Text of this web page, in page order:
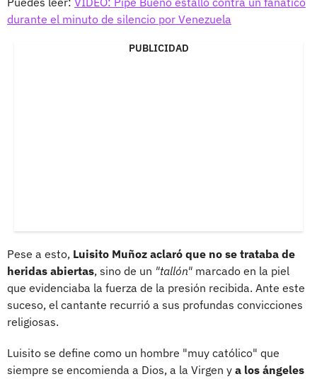
durante el minuto de silencio por Venezuela
PUBLICIDAD
Pese a esto, Luisito Muñoz aclaró que no se trataba de
heridas abiertas, sino de un "tallón" marcado en la piel
que evidenciaba la fuerza de la presión recibida. Ante este
suceso, el cantante recurrió a sus profundas convicciones
religiosas.
Luisito se define como un hombre "muy católico" que
siempre se encomienda a Dios, a la Virgen y a los ángeles